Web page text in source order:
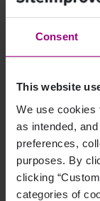
Consent
This website
We use cookies
as intended,
preferences,
purposes. By
clicking
categories of
diese Website
Social Media:
auf die
Instagram,
Studierenden
Studierende
Universität
Nutzen Sie